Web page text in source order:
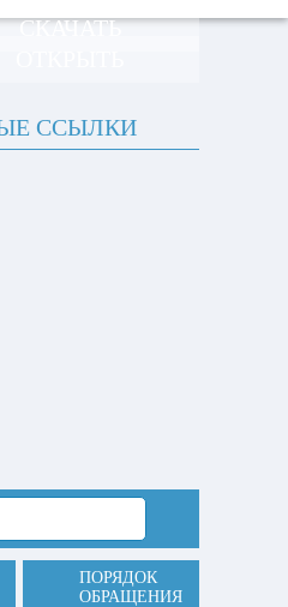
СКАЧАТЬ
ССЫЛКИ
ПОРЯДОК
ОБРАЩЕНИЯ